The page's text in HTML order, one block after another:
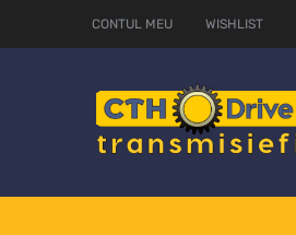
CONTUL MEU WISHLIST